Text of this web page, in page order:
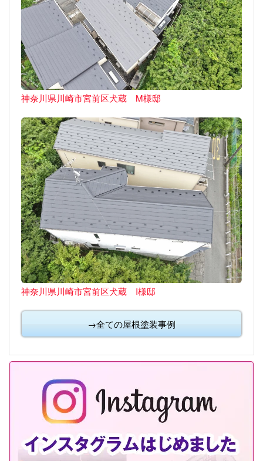
神奈川県川崎市宮前区犬蔵 M様邸
神奈川県川崎市宮前区犬蔵 I様邸
→全ての屋根塗装事例